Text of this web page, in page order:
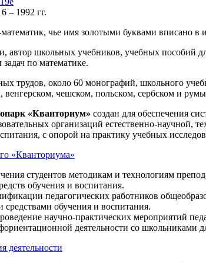
– 1992 гг.
чье имя золотыми буквами вписано
автор школьных учебников, учебных пособий
по математике.
трудов, около 60 монографий, школьного
венгерском, чешском, польском, сербском и
«Кванториум» создан для обеспечения
организаций естественно-научной,
с опорой на практику учебных
«Кванториума»
студентов методикам и технологиям
обучения и воспитания.
педагогических работников
средствами обучения и воспитания.
научно-практических мероприятий
деятельности со школьниками
деятельности